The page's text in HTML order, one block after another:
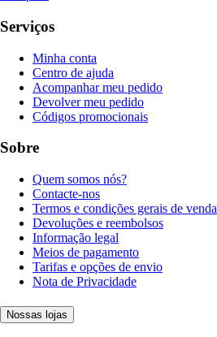
Serviços
Minha conta
Centro de ajuda
Acompanhar meu pedido
Devolver meu pedido
Códigos promocionais
Sobre
Quem somos nós?
Contacte-nos
Termos e condições gerais de venda
Devoluções e reembolsos
Informação legal
Meios de pagamento
Tarifas e opções de envio
Nota de Privacidade
Nossas lojas